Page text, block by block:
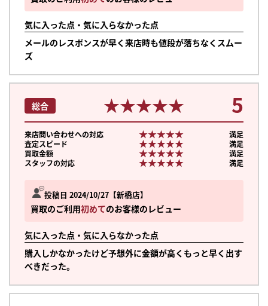
気に入った点・気に入らなかった点
メールのレスポンスが早く来店時も値段が落ちなくスムー
ズ
投稿日 2024/10/27 新橋店
買取のご利用初めてのお客様のレビュー
気に入った点・気に入らなかった点
購入しかなかったけど予想外に金額が高くもっと早く出す
べきだった。
総合 ★★★★★
★★★★★ 5
来店問い合わせへの対応 ★★★★★
★★★★★
満足
査定スピード
★★★★★
★★★★★
満足
買取金額
★★★★★
★★★★★
満足
スタッフの対応
★★★★★
★★★★★ 満足